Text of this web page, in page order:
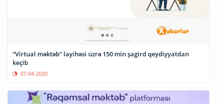
“Virtual məktəb” layihəsi üzrə 150 min şagird qeydiyyatdan
keçib
07-04-2020